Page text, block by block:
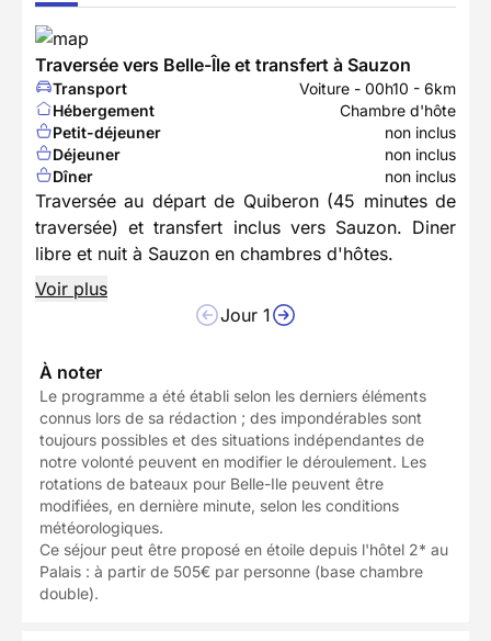
Traversée vers Belle-Île et transfert à Sauzon
Transport
Voiture - 00h10 - 6km
Hébergement
Chambre d'hôte
Petit-déjeuner
non inclus
Déjeuner
non inclus
Dîner
non inclus
Traversée au départ de Quiberon (45 minutes de
traversée) et transfert inclus vers Sauzon. Diner
libre et nuit à Sauzon en chambres d'hôtes.
Voir plus
Jour 1
À noter
Le programme a été établi selon les derniers éléments
connus lors de sa rédaction ; des impondérables sont
toujours possibles et des situations indépendantes de
notre volonté peuvent en modifier le déroulement. Les
rotations de bateaux pour Belle-Ile peuvent être
modifiées, en dernière minute, selon les conditions
météorologiques.
Ce séjour peut être proposé en étoile depuis l'hôtel 2* au
Palais : à partir de 505€ par personne (base chambre
double).